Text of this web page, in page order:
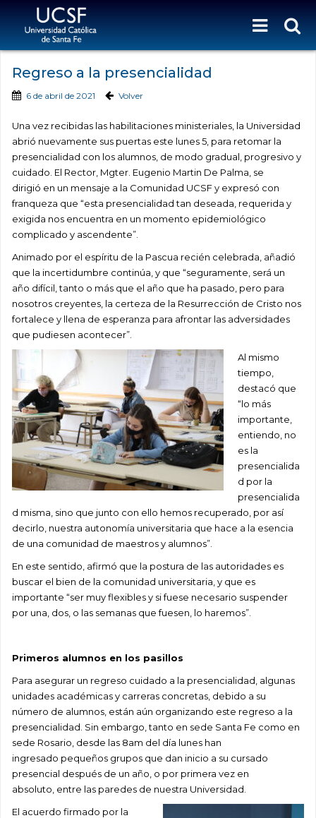
Regreso a la presencialidad
6 de abril de 2021 Volver
Una vez recibidas las habilitaciones ministeriales, la Universidad
abrió nuevamente sus puertas este lunes 5, para retomar la
presencialidad con los alumnos, de modo gradual, progresivo y
cuidado. El Rector , Mgter. Eugenio Martin De Palma, se
dirigió en un mensaje a la Comunidad UCSFy expresó con
franqueza que “esta presencialidad tan deseada, requerida y
exigida nos encuentra en un momento epidemiológico
complicado y ascendente”
Animado por el espíritu de la Pascua recién celebrada, añadió
que la incertidumbre continúa , y que “seguramente, será un
año difícil, tanto o más que el año que ha pasado, pero para
nosotros creyentes, la certeza de la Resurrección de Cristo nos
fortalece y llena de esperanza para afrontar las adversidades
que pudiesen acontecer”
Al mismo
tiempo,
destacó que
“lo más
importante,
entiendo, no
es la
presencialida
d por la
presencialida
d misma, sino que junto con ello hemos recuperado, por así
decirlo, nuestra autonomía universitaria que hace a la esencia
de una comunidad de maestros y alumnos”.
En este sentido, afirmó que la postura de las autoridades es
buscar el bien de la comunidad universitaria, y que es
importante “ser muy flexibles y si fuese necesario suspender
por una, dos, o las semanas que fuesen, lo haremos”.
Primeros alumnos en los pasillos
Para asegurar un regreso cuidado a la presencialidad, algunas
unidades académicas y carreras concretas, debido a su
número de alumnos, están aún organizando este regreso a la
presencialidad. Sin embargo, tanto en sede Santa Fe como en
sede Rosario, desde las 8am del día lunes han
ingresado pequeños grupos que dan inicio a su cursado
presencial después de un año o por primera vez en
absoluto entre las paredes de nuestra Universidad.
El acuerdo firmado por la